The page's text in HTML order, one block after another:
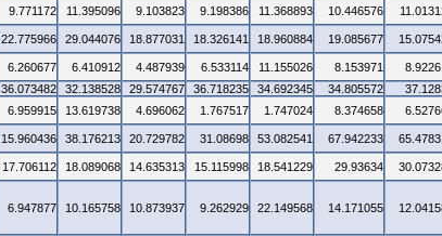
9.771172 11.395096 9.103823 9.198386 11.368893 10.446576
22.775966 29.044076 18.877031 18.326141 18.960884 19.085677
6.260677 6.410912 4.487939 6.533114 11.155026 8.153971
36.073482 32.138528 29.574767 36.718235 34.692345 34.805572
6.959915 13.619738 4.696062 1.767517 1.747024 8.374658
15.960436 38.176213 20.729782 31.08698 53.082541 67.942233
17.706112 18.089068 14.635313 15.115998 18.541229 29.93634
6.947877 10.165758 10.873937 9.262929 22.149568 14.171055